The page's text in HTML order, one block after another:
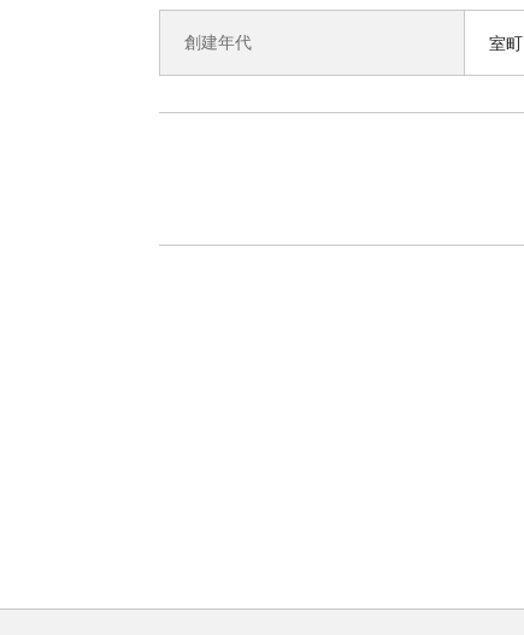
創建年代 室町